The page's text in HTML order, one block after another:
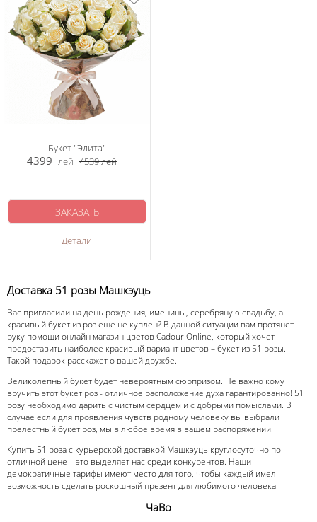
Букет "Элита"
4399 лей 4539лей
Детали
ЗАКАЗАТЬ
Доставка 51 розы Машкэуць
Вас пригласили на день рождения, именины, серебряную свадьбу, а
красивый букет из роз еще не куплен? В данной ситуации вам протянет
руку помощи онлайн магазин цветов CadouriOnline, который хочет
предоставить наиболее красивый вариант цветов – букет из 51 розы.
Такой подарок расскажет о вашей дружбе.
Великолепный букет будет невероятным сюрпризом. Не важно кому
вручить этот букет роз - отличное расположение духа гарантированно! 51
розу необходимо дарить с чистым сердцем и с добрыми помыслами. В
случае если для проявления чувств родному человеку вы выбрали
прелестный букет роз, мы в любое время в вашем распоряжении.
Купить 51 роза с курьерской доставкой Машкэуць круглосуточно по
отличной цене – это выделяет нас среди конкурентов. Наши
демократичные тарифы имеют место для того, чтобы каждый имел
возможность сделать роскошный презент для любимого человека.
ЧаВо